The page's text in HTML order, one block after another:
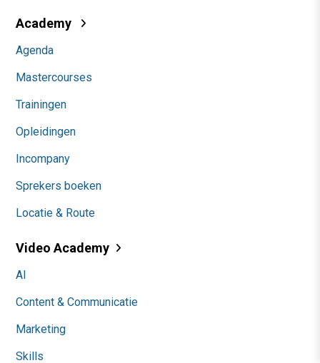
Academy
Agenda
Mastercourses
Trainingen
Opleidingen
Incompany
Sprekers boeken
Locatie & Route
Video Academy
AI
Content & Communicatie
Marketing
Skills